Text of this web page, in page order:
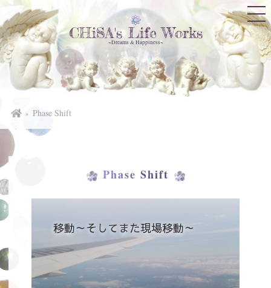
CHiSA's Life Works
~Dreams & Happiness~
Phase Shift
Phase Shift
移動～そしてまた現場移動～